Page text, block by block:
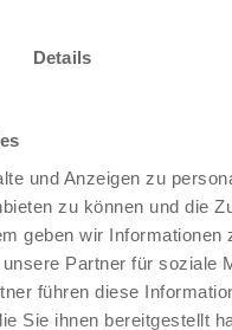
Details
und Anzeigen zu
zu können und die
geben wir Informationen
Partner für soziale
führen diese
Sie ihnen bereitgestellt
ist von den
Firma Schauff stellt
INKLUSIVE